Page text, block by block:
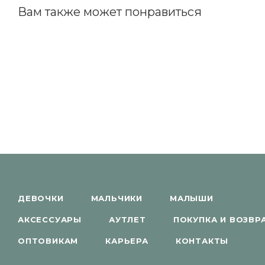
Вам также может понравиться
ДЕВОЧКИ МАЛЬЧИКИ МАЛЫШИ
АКСЕССУАРЫ АУТЛЕТ ПОКУПКА И
ОПТОВИКАМ КАРЬЕРА КОНТАКТЫ